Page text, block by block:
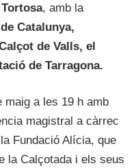
, amb la
Catalunya,
de Valls, el
de Tarragona.
maig a les 19 h amb
magistral a càrrec
Fundació Alícia, que
la Calçotada i els seus